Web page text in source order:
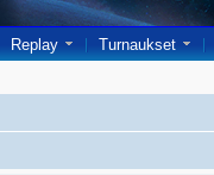
Replay Turnaukset